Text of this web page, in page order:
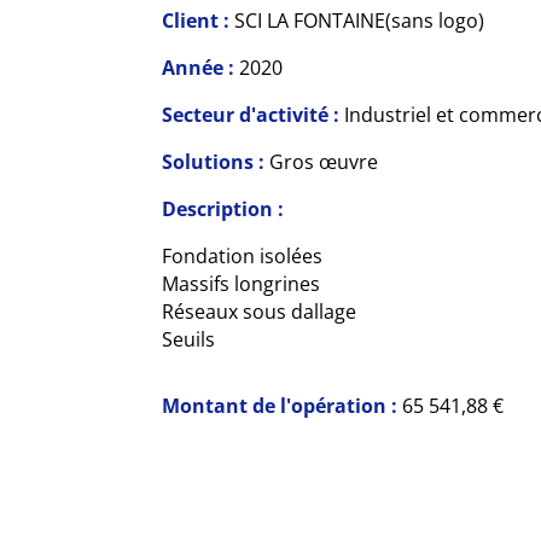
Client :SCI LA FONTAINE(sans logo)
Année :2020
Secteur d'activité : Industriel et
Solutions : Gros œuvre
Description :
Fondation isolées
Massifs longrines
Réseaux sous dallage
Seuils
Montant de l'opération : 65 541,88 €